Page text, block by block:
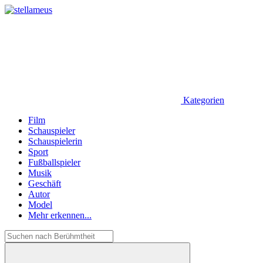
Kategorien
Film
Schauspieler
Schauspielerin
Sport
Fußballspieler
Musik
Geschäft
Autor
Model
Mehr erkennen...